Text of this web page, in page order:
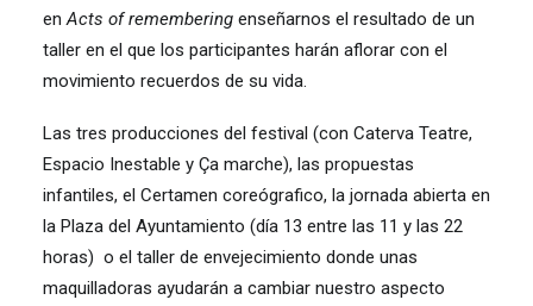
en Acts of remembering enseñarnos el resultado de un
taller en el que los participantes harán aflorar con el
movimiento recuerdos de su vida.
Las tres producciones del festival (con Caterva Teatre,
Espacio Inestable y Ça marche), las propuestas
infantiles, el Certamen coreógrafico, la jornada abierta en
la Plaza del Ayuntamiento (día 13 entre las 11 y las 22
horas) o el taller de envejecimiento donde unas
maquilladoras ayudarán a cambiar nuestro aspecto